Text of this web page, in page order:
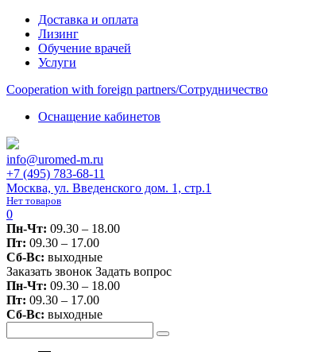
Доставка и оплата
Лизинг
Обучение врачей
Услуги
Сooperation with foreign partners/Сотрудничество
Оснащение кабинетов
info@uromed-m.ru
+7 (495) 783-68-11
Москва, ул. Введенского дом. 1, стр.1
Нет товаров
0
Пн-Чт: 09.30 – 18.00
Пт: 09.30 – 17.00
Сб-Вс: выходные
Заказать звонок Задать вопрос
Пн-Чт: 09.30 – 18.00
Пт: 09.30 – 17.00
Сб-Вс: выходные